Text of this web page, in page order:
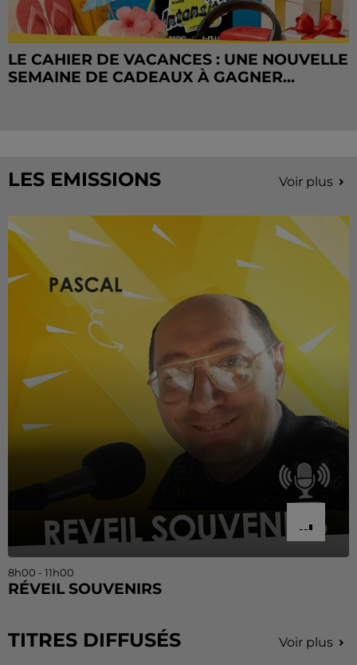
LE CAHIER DE VACANCES : UNE NOUVELLE
SEMAINE DE CADEAUX À GAGNER...
LES EMISSIONS Voir plus
8h00 - 11h00
RÉVEIL SOUVENIRS
TITRES DIFFUSÉS Voir plus